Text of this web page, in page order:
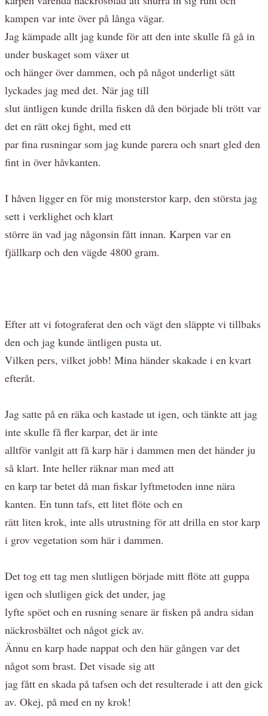
kampen var inte över på långa vägar.
Jag kämpade allt jag kunde för att den inte skulle få gå in
under buskaget som växer ut
och hänger över dammen, och på något underligt sätt
lyckades jag med det. När jag till
slut äntligen kunde drilla fisken då den började bli trött var
det en rätt okej fight, med ett
par fina rusningar som jag kunde parera och snart gled den
fint in över håvkanten.
I håven ligger en för mig monsterstor karp, den största jag
sett i verklighet och klart
större än vad jag någonsin fått innan. Karpen var en
fjällkarp och den vägde 4800 gram.
Efter att vi fotograferat den och vägt den släppte vi tillbaks
den och jag kunde äntligen pusta ut.
Vilken pers, vilket jobb! Mina händer skakade i en kvart
efteråt.
Jag satte på en räka och kastade ut igen, och tänkte att jag
inte skulle få fler karpar, det är inte
alltför vanlgit att få karp här i dammen men det händer ju
så klart. Inte heller räknar man med att
en karp tar betet då man fiskar lyftmetoden inne nära
kanten. En tunn tafs, ett litet flöte och en
rätt liten krok, inte alls utrustning för att drilla en stor karp
i grov vegetation som här i dammen.
Det tog ett tag men slutligen började mitt flöte att guppa
igen och slutligen gick det under, jag
lyfte spöet och en rusning senare är fisken på andra sidan
näckrosbältet och något gick av.
Ännu en karp hade nappat och den här gången var det
något som brast. Det visade sig att
jag fått en skada på tafsen och det resulterade i att den gick
av. Okej, på med en ny krok!